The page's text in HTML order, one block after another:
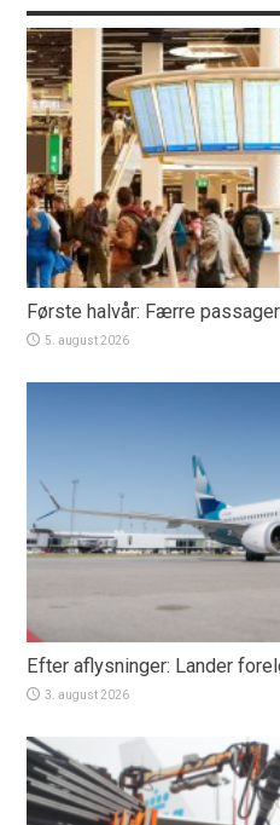
Første halvår: Færre
5. august 2026
Efter aflysninger: Lander
3. august 2026